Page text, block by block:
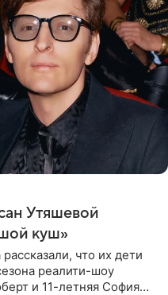
Утяшевой
куш»
что их дети
реалити-шоу
и 11-летняя София